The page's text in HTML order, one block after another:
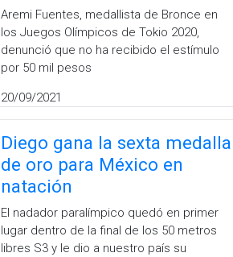
Aremi Fuentes, medallista de Bronce en
los Juegos Olímpicos de Tokio 2020,
denunció que no ha recibido el estímulo
por 50 mil pesos
20/09/2021
Diego gana la sexta medalla
de oro para México en
natación
El nadador paralímpico quedó en primer
lugar dentro de la final de los 50 metros
libres S3 y le dio a nuestro país su